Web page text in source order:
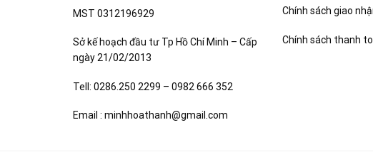
MST 0312196929
Sở kế hoạch đầu tư Tp Hồ Chí Minh – Cấp
ngày 21/02/2013
Tell: 0286.250 2299 – 0982 666 352
Email : minhhoathanh@gmail.com
Chính sách giao
Chính sách thanh